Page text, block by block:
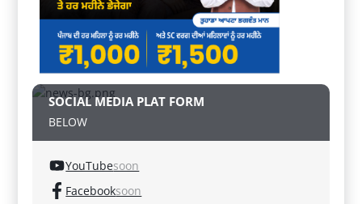
SOCIAL MEDIA PLAT FORM
BELOW
YouTubesoon
Facebooksoon